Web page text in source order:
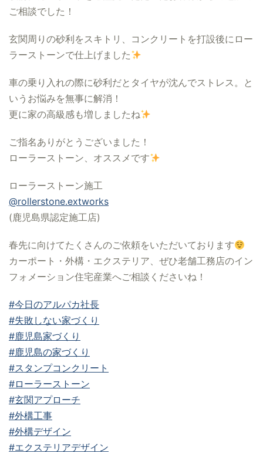
ご相談でした！
玄関周りの砂利をスキトリ、コンクリートを打設後にロー
ラーストーンで仕上げました
車の乗り入れの際に砂利だとタイヤが沈んでストレス。と
いうお悩みを無事に解消！
更に家の高級感も増しましたね
ご指名ありがとうございました！
ローラーストーン、オススメです
ローラーストーン施工
@rollerstone.extworks
(鹿児島県認定施工店)
春先に向けてたくさんのご依頼をいただいております
カーポート・外構・エクステリア、ぜひ老舗工務店のイン
フォメーション住宅産業へご相談くださいね！
#今日のアルパカ社長
#失敗しない家づくり
#鹿児島家づくり
#鹿児島の家づくり
#スタンプコンクリート
#ローラーストーン
#玄関アプローチ
#外構工事
#外構デザイン
#エクステリアデザイン